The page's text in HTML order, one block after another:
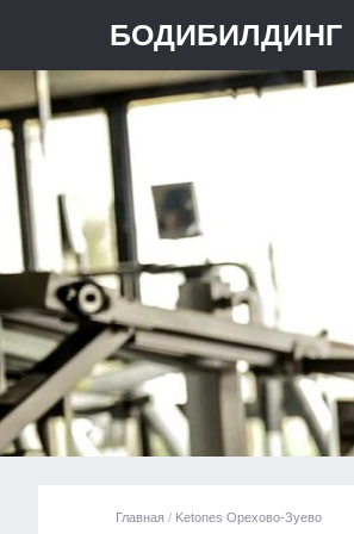
БОДИБИЛДИНГ
Главная / Ketones Орехово-Зуево